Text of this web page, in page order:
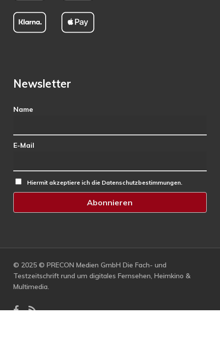
Newsletter
Name
E-Mail
Hiermit akzeptiere ich die Datenschutzbestimmungen.
© 2025 © PRECON Medien GmbH Die Fach- und
Testzeitschrift rund um digitales Fernsehen, Heimkino &
Multimedia.
facebook
RSS